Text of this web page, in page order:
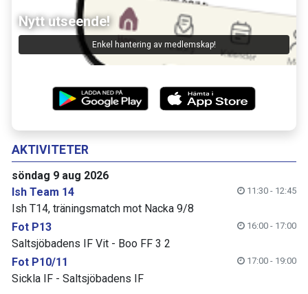
Nytt utseende!
Enkel hantering av medlemskap!
AKTIVITETER
söndag 9 aug 2026
Ish Team 14
11:30 - 12:45
Ish T14, träningsmatch mot Nacka 9/8
Fot P13
16:00 - 17:00
Saltsjöbadens IF Vit - Boo FF 3 2
Fot P10/11
17:00 - 19:00
Sickla IF - Saltsjöbadens IF